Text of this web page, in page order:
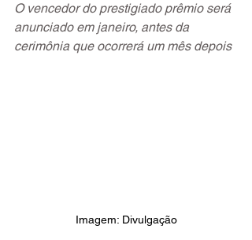
O vencedor do prestigiado prêmio será
anunciado em janeiro, antes da
cerimônia que ocorrerá um mês depois
Imagem: Divulgação